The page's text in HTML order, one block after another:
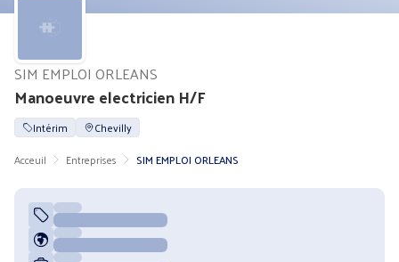
Manoeuvre electricien H/F
SIM EMPLOI ORLEANS
Intérim
Chevilly
Acceuil
Entreprises SIM EMPLOI ORLEANS